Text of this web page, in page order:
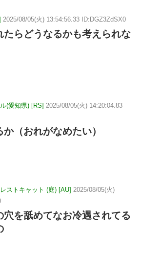
2025/08/05(火) 13:54:56.33 ID:DGZ3ZdSX0
たらどうなるかも考えられな
(愛知県) [RS] 2025/08/05(火) 14:20:04.83
（おれがなめたい）
ストキャット (庭) [AU] 2025/08/05(火)
穴を舐めてなお冷遇されてる